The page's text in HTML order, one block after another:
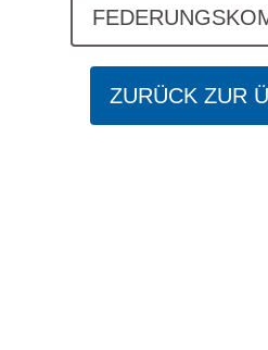
ZURÜCK ZUR